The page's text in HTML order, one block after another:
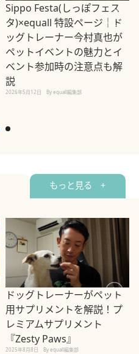
Sippo Festa(しっぽフェス
タ)×equall 特設ページ｜ド
ッグトレーナー今村真也が
ペットイベントの魅力とイ
ベント参加時の注意点も解
説
2026年5月12日 By equall編集部
もっと見る +
ドッグトレーナーがペット
用サプリメントを解説！プ
レミアムサプリメント
『Zesty Paws』
2025年8月8日 By equall編集部